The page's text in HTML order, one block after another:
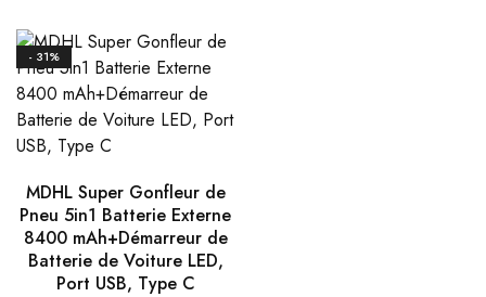
- 31%
MDHL Super Gonfleur de
Pneu 5in1 Batterie Externe
8400 mAh+Démarreur de
Batterie de Voiture LED,
Port USB, Type C